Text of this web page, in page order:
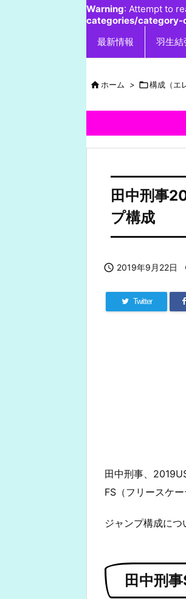
Warning: Attempt to
categories/category-
最新情報
羽生結
ホーム > 構成（エ
田中刑事
プ構成
 2019年9月22日
Twitter
田中刑事、
FS（フリースケ
ジャンプ構成につ
田中刑